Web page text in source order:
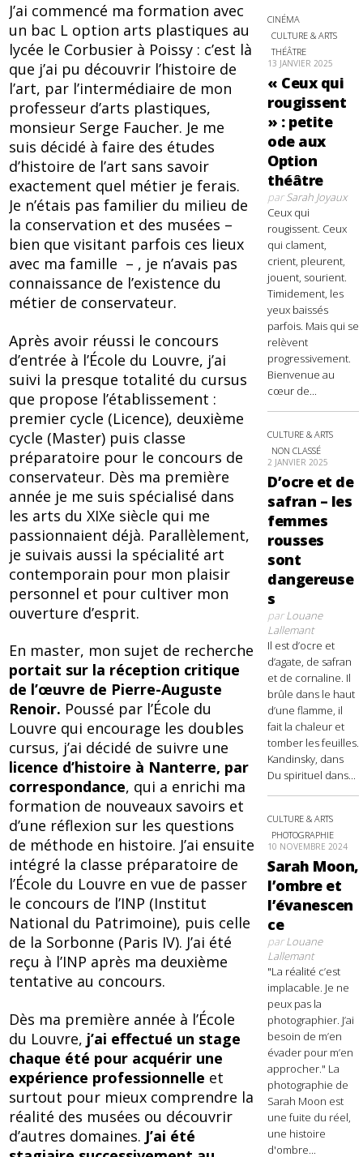
J’ai commencé ma formation avec
un bac L option arts plastiques au
lycée le Corbusier à Poissy : c’est là
que j’ai pu découvrir l’histoire de
l’art, par l’intermédiaire de mon
professeur d’arts plastiques,
monsieur Serge Faucher. Je me
suis décidé à faire des études
d’histoire de l’art sans savoir
exactement quel métier je ferais.
Je n’étais pas familier du milieu de
la conservation et des musées –
bien que visitant parfois ces lieux
avec ma famille – , je n’avais pas
connaissance de l’existence du
métier de conservateur.
Après avoir réussi le concours
d’entrée à l’École du Louvre, j’ai
suivi la presque totalité du cursus
que propose l’établissement :
premier cycle (Licence), deuxième
cycle (Master) puis classe
préparatoire pour le concours de
conservateur. Dès ma première
année je me suis spécialisé dans
les arts du XIXe siècle qui me
passionnaient déjà. Parallèlement,
je suivais aussi la spécialité art
contemporain pour mon plaisir
personnel et pour cultiver mon
ouverture d’esprit.
En master, mon sujet de recherche
portait sur la réception critique
de l’œuvre de Pierre-Auguste
Renoir. Poussé par l’École du
Louvre qui encourage les doubles
cursus, j’ai décidé de suivre une
licence d’histoire à Nanterre, par
correspondance, qui a enrichi ma
formation de nouveaux savoirs et
d’une réflexion sur les questions
de méthode en histoire. J’ai ensuite
intégré la classe préparatoire de
l’École du Louvre en vue de passer
le concours de l’INP (Institut
National du Patrimoine), puis celle
de la Sorbonne (Paris IV). J’ai été
reçu à l’INP après ma deuxième
tentative au concours.
Dès ma première année à l’École
du Louvre, j’ai effectué un stage
chaque été pour acquérir une
expérience professionnelle et
surtout pour mieux comprendre la
réalité des musées ou découvrir
d’autres domaines. J’ai été
CINÉMA
CULTURE & ARTS
THÉÂTRE
13 JANVIER 2025
« Ceux qui
rougissent
» : petite
ode aux
Option
théâtre
parSarah Joyaux
Ceux qui
rougissent. Ceux
qui clament,
crient, pleurent,
jouent, sourient.
Timidement, les
yeux baissés
parfois. Mais qui se
relèvent
progressivement.
Bienvenue au
cœur de...
CULTURE & ARTS
NON CLASSÉ
2 JANVIER 2025
D’ocre et de
safran – les
femmes
rousses
sont
dangereuse
s
parLouane
Lallemant
Il est d’ocre et
d’agate, de safran
et de cornaline. Il
brûle dans le haut
d’une flamme, il
fait la chaleur et
tomber les feuilles.
Kandinsky, dans
Du spirituel dans...
CULTURE & ARTS
PHOTOGRAPHIE
10 NOVEMBRE 2024
Sarah Moon,
l’ombre et
l’évanescen
ce
parLouane
Lallemant
"La réalité c’est
implacable. Je ne
peux pas la
photographier. J’ai
besoin de m’en
évader pour m’en
approcher." La
photographie de
Sarah Moon est
une fuite du réel,
une histoire
d'ombre...